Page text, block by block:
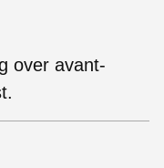
over avant-